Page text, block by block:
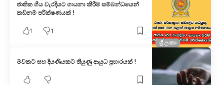
ශ්‍රී ලංකා
ජාතික ගීය වැරදියට ගායනා කිරීම සම්බන්ධයෙන්
කඩිනම් පරීක්ෂණයක් !
1 1
මවකට සහ දියණියකට තියුණු ආයුධ ප්‍රහාරයක් !